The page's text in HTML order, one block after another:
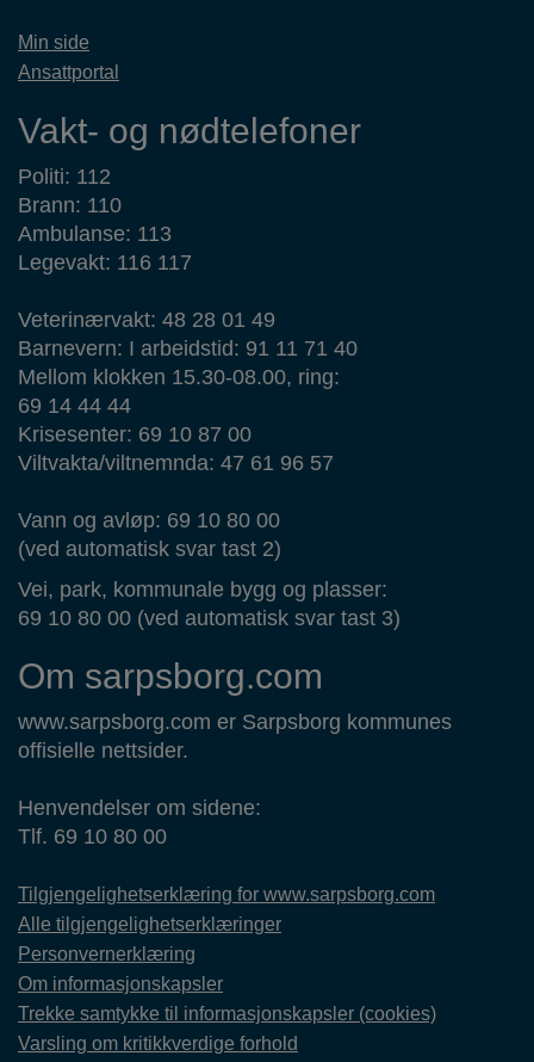
Min side
Ansattportal
Vakt- og nødtelefoner
Politi: 112
Brann: 110
Ambulanse: 113
Legevakt: 116 117
Veterinærvakt: 48 28 01 49
Barnevern: I arbeidstid: 91 11 71 40
Mellom klokken 15.30-08.00, ring:
69 14 44 44
Krisesenter: 69 10 87 00
Viltvakta/viltnemnda: 47 61 96 57
Vann og avløp: 69 10 80 00
(ved automatisk svar tast 2)
Vei, park, kommunale bygg og plasser:
69 10 80 00 (ved automatisk svar tast 3)
Om sarpsborg.com
www.sarpsborg.com er Sarpsborg kommunes
offisielle nettsider.
Henvendelser om sidene:
Tlf. 69 10 80 00
Tilgjengelighetserklæring for www.sarpsborg.com
Alle tilgjengelighetserklæringer
Personvernerklæring
Om informasjonskapsler
Trekke samtykke til informasjonskapsler (cookies)
Varsling om kritikkverdige forhold